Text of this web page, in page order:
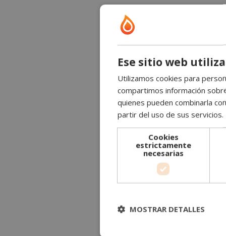
Ese sitio web
Utilizamos cookies para
compartimos información
quienes pueden combinarla
partir del uso de sus servicios.
Cookies
estrictamente
necesarias
MOSTRAR DETALLES